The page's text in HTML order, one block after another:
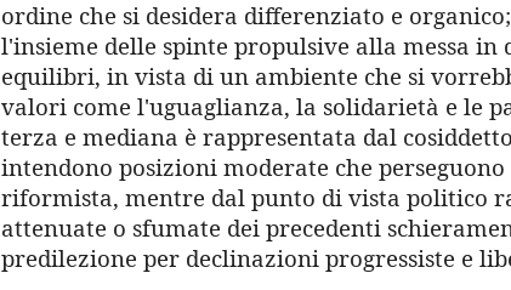
ordine che si desidera differenziato e
l'insieme delle spinte propulsive alla messa in
equilibri, in vista di un ambiente che si
valori come l'uguaglianza, la solidarietà e le
terza e mediana è rappresentata dal
intendono posizioni moderate che
riformista, mentre dal punto di vista politico
attenuate o sfumate dei precedenti
predilezione per declinazioni progressiste e